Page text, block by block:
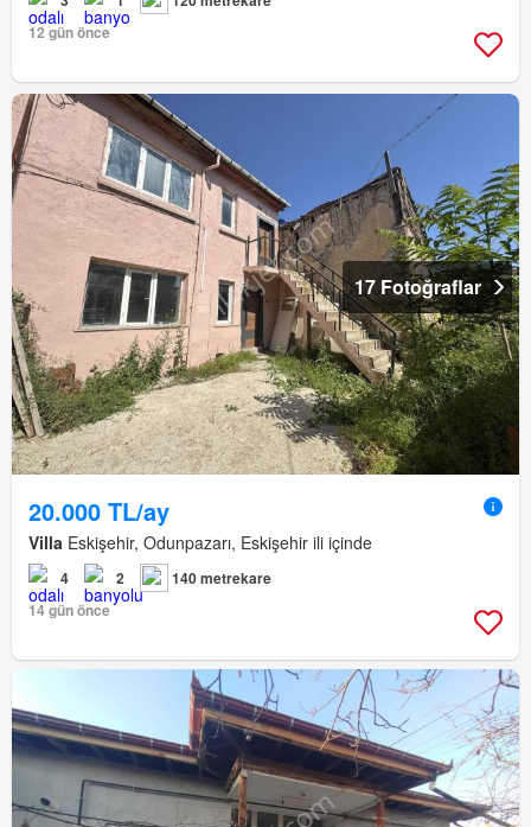
12 gün önce
17 Fotoğraflar
20.000 TL/ay
Villa Eskişehir, Odunpazarı, Eskişehir ili içinde
4 2
140 metrekare
14 gün önce